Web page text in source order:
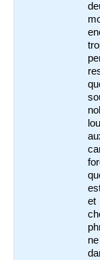
et